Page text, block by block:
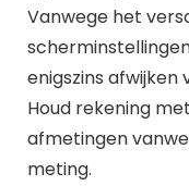
Vanwege het
enigszins afwijken
Houd rekening
afmetingen
meting.